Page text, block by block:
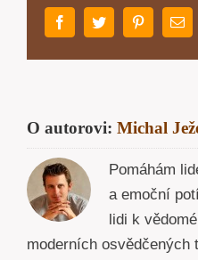
FacebookTwitter PinterestE-
O autorovi: Michal
Pomáhám
a emoční
lidi k
moderních osvědčených